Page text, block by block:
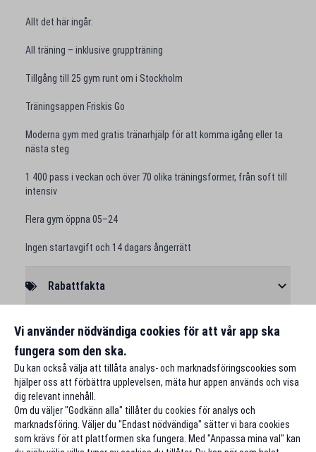
Allt det här ingår:
All träning – inklusive gruppträning
Tillgång till 25 gym runt om i Stockholm
Träningsappen Friskis Go
Moderna gym med gratis tränarhjälp för att komma igång eller ta
nästa steg
1 400 pass i veckan och över 70 olika träningsformer, från soft till
intensiv
Flera gym öppna 05–24
Ingen startavgift och 14 dagars ångerrätt
Rabattfakta
Rapportera ett problem
Vi använder nödvändiga cookies för att vår app ska
fungera som den ska.
Du kan också välja att tillåta analys- och marknadsföringscookies som
hjälper oss att förbättra upplevelsen, mäta hur appen används och visa
dig relevant innehåll.
Om du väljer "Godkänn alla" tillåter du cookies för analys och
marknadsföring. Väljer du "Endast nödvändiga" sätter vi bara cookies
som krävs för att plattformen ska fungera. Med "Anpassa mina val" kan